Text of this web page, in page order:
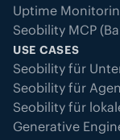
Uptime
Seobility MCP
USE CASES
Seobility für
Seobility für
Seobility für
Generative